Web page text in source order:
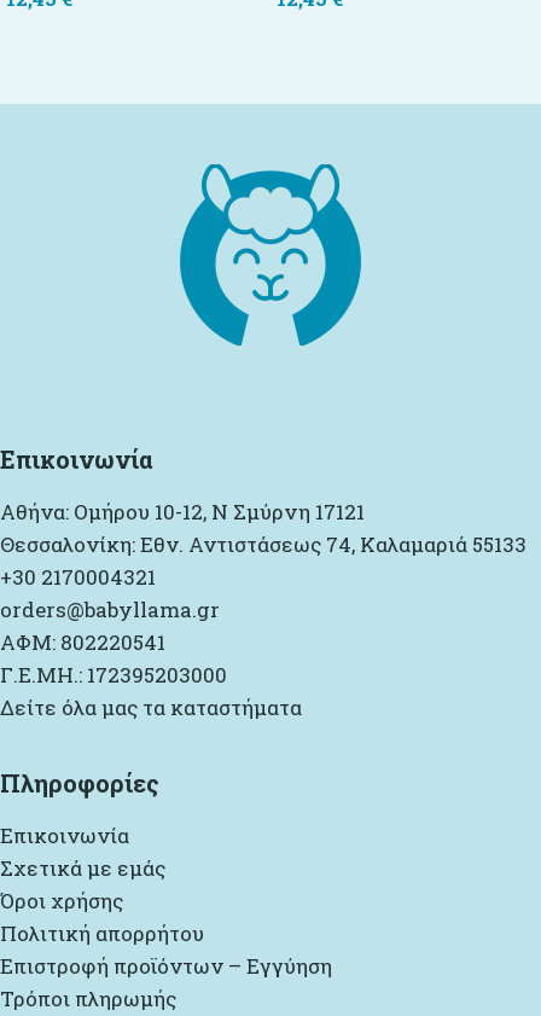
Επικοινωνία
Αθήνα: Ομήρου 10-12, Ν Σμύρνη 17121
Θεσσαλονίκη: Εθν. Αντιστάσεως 74, Καλαμαριά 55133
+30 2170004321
orders@babyllama.gr
ΑΦΜ: 802220541
Γ.Ε.ΜΗ.: 172395203000
Δείτε όλα μας τα καταστήματα
Πληροφορίες
Επικοινωνία
Σχετικά με εμάς
Όροι χρήσης
Πολιτική απορρήτου
Επιστροφή προϊόντων – Εγγύηση
Τρόποι πληρωμής